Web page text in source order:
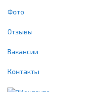
Фото
Отзывы
Вакансии
Контакты